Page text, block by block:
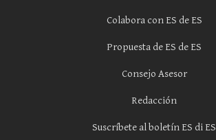
Colabora con ES de ES
Propuesta de ES de ES
Consejo Asesor
Redacción
Suscríbete al boletín ES di ES